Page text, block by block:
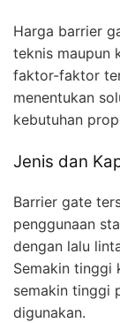
Harga barrier
teknis maupun
faktor-faktor
menentukan
kebutuhan
Jenis dan
Barrier gate
penggunaan
dengan lalu
Semakin tinggi
semakin tinggi
digunakan.